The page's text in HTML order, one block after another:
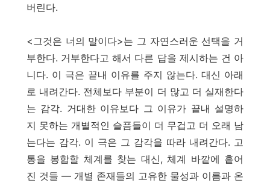
버린다.
<그것은 너의 말이다>는 그 자연스러운 선택을 거
부한다. 거부한다고 해서 다른 답을 제시하는 건 아
니다. 이 극은 끝내 이유를 주지 않는다. 대신 아래
로 내려간다. 전체보다 부분이 더 많고 더 실재한다
는 감각. 거대한 이유보다 그 이유가 끝내 설명하
지 못하는 개별적인 슬픔들이 더 무겁고 더 오래 남
는다는 감각. 이 극은 그 감각을 따라 내려간다. 고
통을 봉합할 체계를 찾는 대신, 체계 바깥에 흩어
진 것들 — 개별 존재들의 고유한 물성과 이름과 온